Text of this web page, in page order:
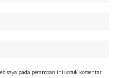
saya pada peramban ini untuk komentar